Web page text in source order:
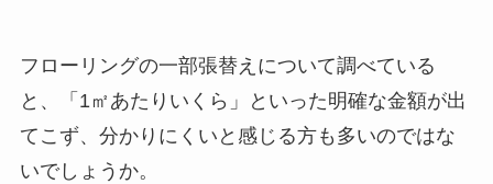
フローリングの一部張替えについて調べている
と、「1㎡あたりいくら」といった明確な金額が出
てこず、分かりにくいと感じる方も多いのではな
いでしょうか。